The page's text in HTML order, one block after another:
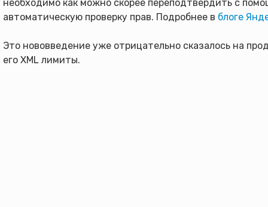
необходимо как можно скорее переподтвердить с
автоматическую проверку прав. Подробнее в блоге
Это нововведение уже отрицательно сказалось на
его XML лимиты.